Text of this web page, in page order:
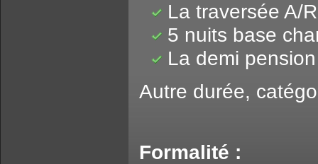
La traversée A/R
5 nuits base
La demi pension
Autre durée,
Formalité :